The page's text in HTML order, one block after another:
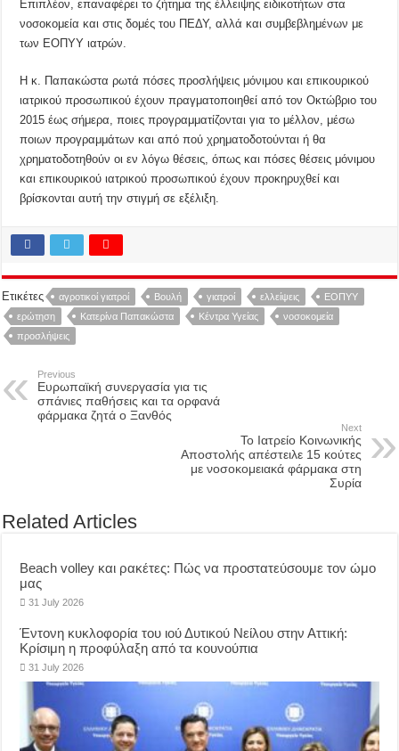
Επιπλέον, επαναφέρει το ζήτημα της έλλειψης ειδικοτήτων στα
νοσοκομεία και στις δομές του ΠΕΔΥ, αλλά και συμβεβλημένων με
των ΕΟΠΥΥ ιατρών.
Η κ. Παπακώστα ρωτά πόσες προσλήψεις μόνιμου και επικουρικού
ιατρικού προσωπικού έχουν πραγματοποιηθεί από τον Οκτώβριο του
2015 έως σήμερα, ποιες προγραμματίζονται για το μέλλον, μέσω
ποιων προγραμμάτων και από πού χρηματοδοτούνται ή θα
χρηματοδοτηθούν οι εν λόγω θέσεις, όπως και πόσες θέσεις μόνιμου
και επικουρικού ιατρικού προσωπικού έχουν προκηρυχθεί και
βρίσκονται αυτή την στιγμή σε εξέλιξη.
Ετικέτες αγροτικοί γιατροί Βουλή γιατροί ελλείψεις
ΕΟΠΥΥ
ερώτηση
Κατερίνα Παπακώστα Κέντρα Υγείας
νοσοκομεία
προσλήψεις
Previous
Ευρωπαϊκή συνεργασία για τις
σπάνιες παθήσεις και τα ορφανά
φάρμακα ζητά ο Ξανθός
Next
Το Ιατρείο Κοινωνικής
Αποστολής απέστειλε 15 κούτες
με νοσοκομειακά φάρμακα στη
Συρία
Related Articles
Beach volley και ρακέτες: Πώς να προστατεύσουμε τον ώμο
μας
31 July 2026
Έντονη κυκλοφορία του ιού Δυτικού Νείλου στην Αττική:
Κρίσιμη η προφύλαξη από τα κουνούπια
31 July 2026